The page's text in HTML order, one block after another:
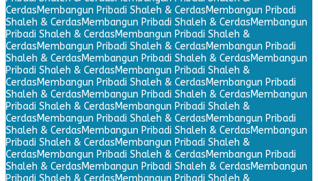
CerdasMembangun Pribadi Shaleh & CerdasMembangun Pribadi
Shaleh & CerdasMembangun Pribadi Shaleh & CerdasMembangun
Pribadi Shaleh & CerdasMembangun Pribadi Shaleh &
CerdasMembangun Pribadi Shaleh & CerdasMembangun Pribadi
Shaleh & CerdasMembangun Pribadi Shaleh & CerdasMembangun
Pribadi Shaleh & CerdasMembangun Pribadi Shaleh &
CerdasMembangun Pribadi Shaleh & CerdasMembangun Pribadi
Shaleh & CerdasMembangun Pribadi Shaleh & CerdasMembangun
Pribadi Shaleh & CerdasMembangun Pribadi Shaleh &
CerdasMembangun Pribadi Shaleh & CerdasMembangun Pribadi
Shaleh & CerdasMembangun Pribadi Shaleh & CerdasMembangun
Pribadi Shaleh & CerdasMembangun Pribadi Shaleh &
CerdasMembangun Pribadi Shaleh & CerdasMembangun Pribadi
Shaleh & CerdasMembangun Pribadi Shaleh & CerdasMembangun
Pribadi Shaleh & CerdasMembangun Pribadi Shaleh &